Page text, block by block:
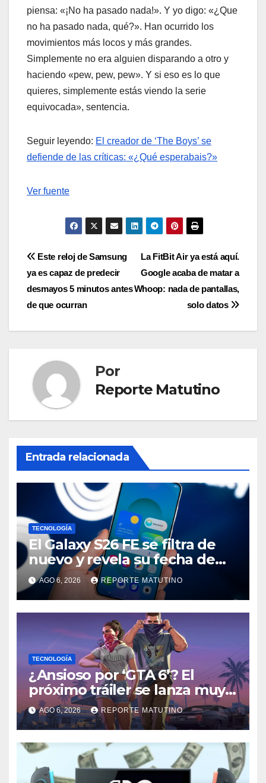
piensa: «¡No ha pasado nada!». Y yo digo: «¿Que
no ha pasado nada, qué?». Han ocurrido los
movimientos más locos y más grandes.
Simplemente no era alguien disparando a otro y
haciendo «pew, pew, pew». Y si eso es lo que
quieres, simplemente estás viendo la serie
equivocada», sentencia.
Seguir leyendo: El creador de ‘The Boys’ se
defiende de las críticas: «¿Qué esperabais?»
Ver fuente
Navegación
de
entradas
La FitBit Air ya está aquí.
Google acaba de matar a
Whoop: nada de pantallas,
solo datos
Este reloj de Samsung
ya es capaz de predecir
desmayos 5 minutos antes
de que ocurran
Por
Reporte Matutino
Entrada relacionada
TECNOLOGÍA
El Galaxy S26 FE se filtra de
nuevo y revela su fecha de
lanzamiento
AGO 6, 2026 REPORTE MATUTINO
TECNOLOGÍA
¿Ansioso por ‘GTA 6’? El
próximo tráiler se lanza muy
pronto… en Netflix
AGO 6, 2026 REPORTE MATUTINO